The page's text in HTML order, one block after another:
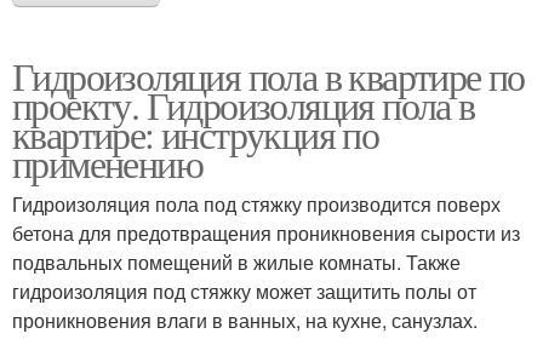
Гидроизоляция пола в квартире по
проекту. Гидроизоляция пола в
квартире: инструкция по
применению
Гидроизоляция пола под стяжку производится поверх
бетона для предотвращения проникновения сырости из
подвальных помещений в жилые комнаты. Также
гидроизоляция под стяжку может защитить полы от
проникновения влаги в ванных, на кухне, санузлах.